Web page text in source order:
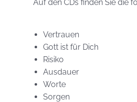
Auf den CDs finden Sie die
Vertrauen
Gott ist für Dich
Risiko
Ausdauer
Worte
Sorgen